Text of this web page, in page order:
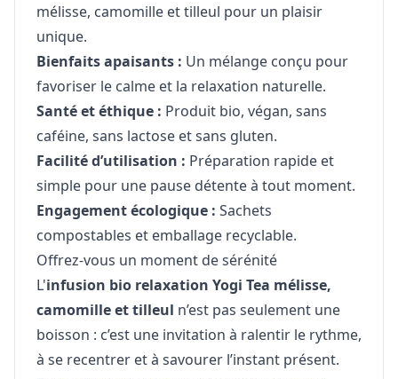
mélisse, camomille et tilleul pour un plaisir
unique.
Bienfaits apaisants : Un mélange conçu pour
favoriser le calme et la relaxation naturelle.
Santé et éthique : Produit bio, végan, sans
caféine, sans lactose et sans gluten.
Facilité d’utilisation : Préparation rapide et
simple pour une pause détente à tout moment.
Engagement écologique : Sachets
compostables et emballage recyclable.
Offrez-vous un moment de sérénité
L'infusion bio relaxation Yogi Tea mélisse,
camomille et tilleul n’est pas seulement une
boisson : c’est une invitation à ralentir le rythme,
à se recentrer et à savourer l’instant présent.